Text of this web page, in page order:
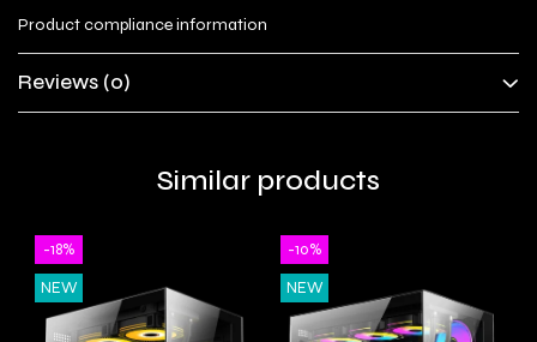
Product compliance information
Reviews (0)
Similar products
-18%
NEW
-10%
NEW